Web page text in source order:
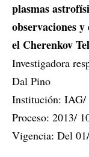
plasmas
observaciones
el Cherenkov
Investigadora
Dal Pino
Institución: IAG/
Proceso: 2013/
Vigencia: Del